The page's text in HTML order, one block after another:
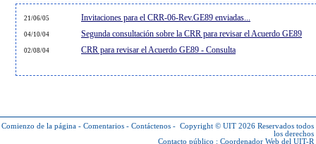
21/06/05 Invitaciones para el CRR-06-Rev.GE89 enviadas...
04/10/04 Segunda consultación sobre la CRR para revisar el Acuerdo GE89
02/08/04 CRR para revisar el Acuerdo GE89 - Consulta
Comienzo de la página - Comentarios - Contáctenos - Copyright © UIT 2026 Reservados todos
los derechos
Contacto público : Coordenador Web del UIT-R